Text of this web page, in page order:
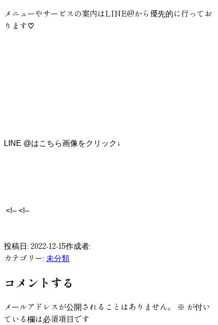
メニューやサービスの案内はLINE@から優先的に行ってお
ります♡
LINE @はこちら画像をクリック↓
<!– <!–
投稿日: 2022-12-15作成者:
カテゴリー: 未分類
コメントする
メールアドレスが公開されることはありません。 ※ が付い
ている欄は必須項目です